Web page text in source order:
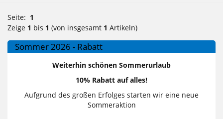
Seite: 1
Zeige 1 bis 1 (von insgesamt 1 Artikeln)
Sommer 2026 - Rabatt
Weiterhin schönen Sommerurlaub
10% Rabatt auf alles!
Aufgrund des großen Erfolges starten wir eine neue
Sommeraktion